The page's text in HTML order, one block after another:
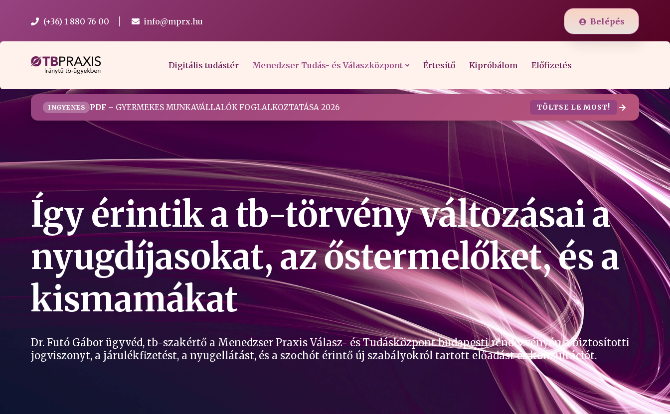
(+36) 1 880 76 00 info@mprx.hu Belépés
Digitális tudástér Menedzser Tudás- és Válaszközpont Értesítő Kipróbálom Előfizetés
INGYENES PDF– GYERMEKES MUNKAVÁLLALÓK FOGLALKOZTATÁSA 2026 TÖLTSE LE MOST!
Így érintik a tb-törvény változásai a
nyugdíjasokat, az őstermelőket, és a
kismamákat
Dr. Futó Gábor ügyvéd, tb-szakértő a Menedzser Praxis Válasz- és Tudásközpont budapesti rendezvényén a biztosítotti
jogviszonyt, a járulékfizetést, a nyugellátást, és a szochót érintő új szabályokról tartott előadást és konzultációt.